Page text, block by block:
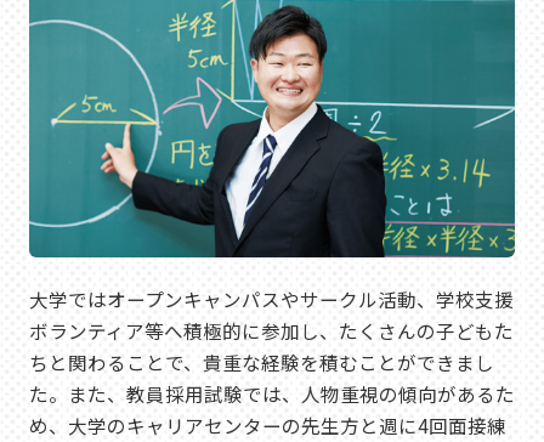
大学ではオープンキャンパスやサークル活動、学校支援
ボランティア等へ積極的に参加し、たくさんの子どもた
ちと関わることで、貴重な経験を積むことができまし
た。また、教員採用試験では、人物重視の傾向があるた
め、大学のキャリアセンターの先生方と週に4回面接練